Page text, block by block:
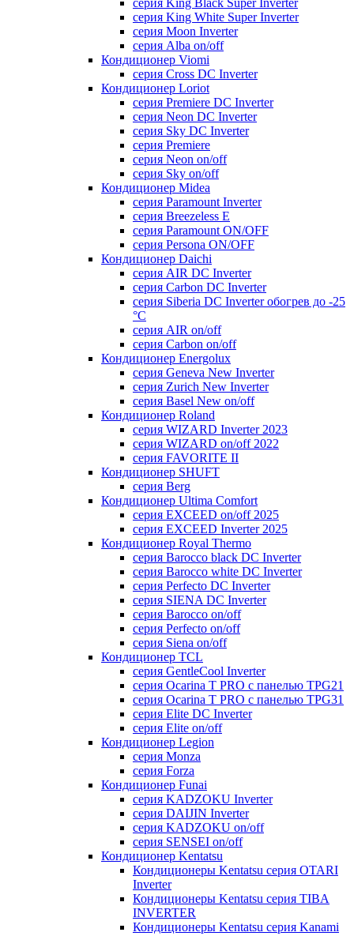
серия King Black Super Inverter
серия King White Super Inverter
серия Moon Inverter
серия Alba on/off
Кондиционер Viomi
серия Cross DC Inverter
Кондиционер Loriot
серия Premiere DC Inverter
серия Neon DC Inverter
серия Sky DC Inverter
серия Premiere
серия Neon on/off
серия Sky on/off
Кондиционер Midea
серия Paramount Inverter
серия Breezeless E
серия Paramount ON/OFF
серия Persona ON/OFF
Кондиционер Daichi
серия AIR DC Inverter
серия Carbon DC Inverter
серия Siberia DC Inverter обогрев до -25
°С
серия AIR on/off
серия Carbon on/off
Кондиционер Energolux
серия Geneva New Inverter
серия Zurich New Inverter
серия Basel New on/off
Кондиционер Roland
серия WIZARD Inverter 2023
серия WIZARD on/off 2022
серия FAVORITE II
Кондиционер SHUFT
серия Berg
Кондиционер Ultima Comfort
серия EXCEED on/off 2025
серия EXCEED Inverter 2025
Кондиционер Royal Thermo
серия Barocco black DC Inverter
серия Barocco white DC Inverter
серия Perfecto DC Inverter
серия SIENA DC Inverter
серия Barocco on/off
серия Perfecto on/off
серия Siena on/off
Кондиционер TCL
серия GentleCool Inverter
серия Ocarina T PRO c панелью TPG21
серия Ocarina T PRO c панелью TPG31
серия Elite DC Inverter
серия Elite on/off
Кондиционер Legion
серия Monza
серия Forza
Кондиционер Funai
серия KADZOKU Inverter
серия DAIJIN Inverter
серия KADZOKU on/off
серия SENSEI on/off
Кондиционер Kentatsu
Кондиционеры Kentatsu серия OTARI
Inverter
Кондиционеры Kentatsu серия TIBA
INVERTER
Кондиционеры Kentatsu серия Kanami